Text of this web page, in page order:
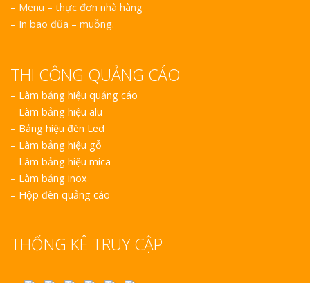
– Menu – thực đơn nhà hàng
– In bao đũa – muỗng.
THI CÔNG QUẢNG CÁO
– Làm bảng hiệu quảng cáo
– Làm bảng hiệu alu
– Bảng hiệu đèn Led
– Làm bảng hiệu gỗ
– Làm bảng hiệu mica
– Làm bảng inox
– Hộp đèn quảng cáo
THỐNG KÊ TRUY CẬP